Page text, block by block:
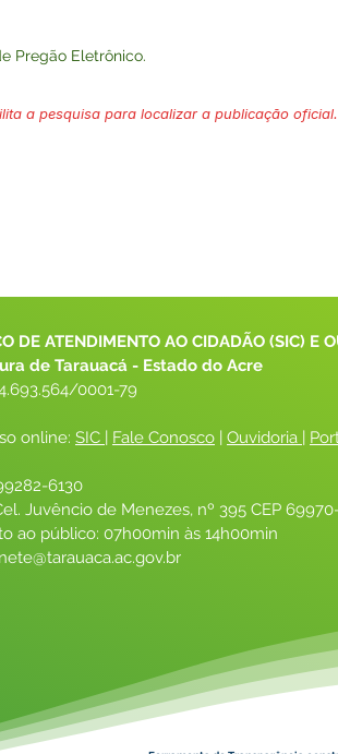
Pregão Eletrônico.
a pesquisa para localizar a publicação oficial.
DE ATENDIMENTO AO CIDADÃO (SIC) E
de Tarauacá - Estado do Acre
0001-79
online: SIC | Fale Conosco | Ouvidoria |
6130
Juvêncio de Menezes, nº 395 CEP
ao público: 07h00min às 14h00min